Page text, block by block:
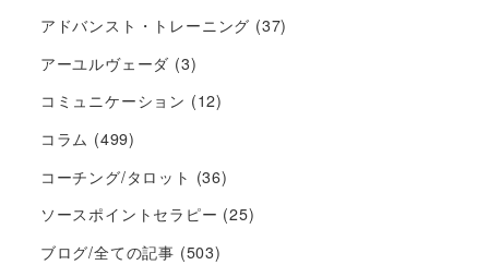
アドバンスト・トレーニング (37)
アーユルヴェーダ (3)
コミュニケーション (12)
コラム (499)
コーチング/タロット (36)
ソースポイントセラピー (25)
ブログ/全ての記事 (503)